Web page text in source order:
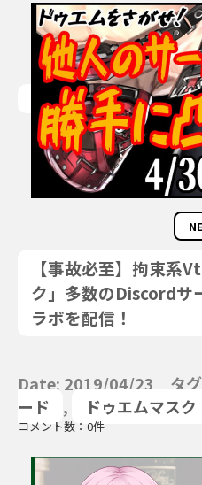
【事故必至】拘束系
ク」多数のDiscordサ
ラボを配信！
Date: 2019/04/23 タ
ード
, ドゥエムマスク
コメント数：0件